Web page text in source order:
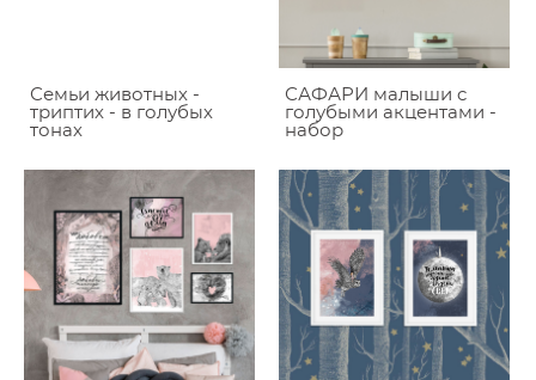
Семьи животных -
триптих - в голубых
тонах
САФАРИ малыши c
голубыми акцентами -
набор